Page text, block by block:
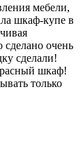
мебели,
шкаф-купе в
очень
сделали!
шкаф!
только